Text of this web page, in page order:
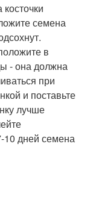
семена
в
- она должна
при
и поставьте
лучше
10 дней семена